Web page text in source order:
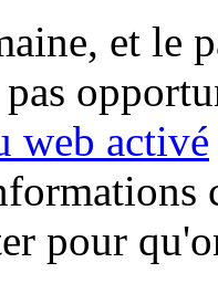
et le
web activé
pour